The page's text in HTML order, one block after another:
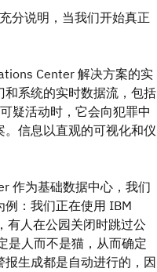
分说明，当我们开始真正
Center 解决方案的实
系统的实时数据流，包括
疑活动时，它会向犯罪中
信息以直观的可视化和仪
作为基础数据中心，我们
：我们正在使用 IBM
有人在公园关闭时跳过公
是人而不是猫，从而确定
生成都是自动进行的，因